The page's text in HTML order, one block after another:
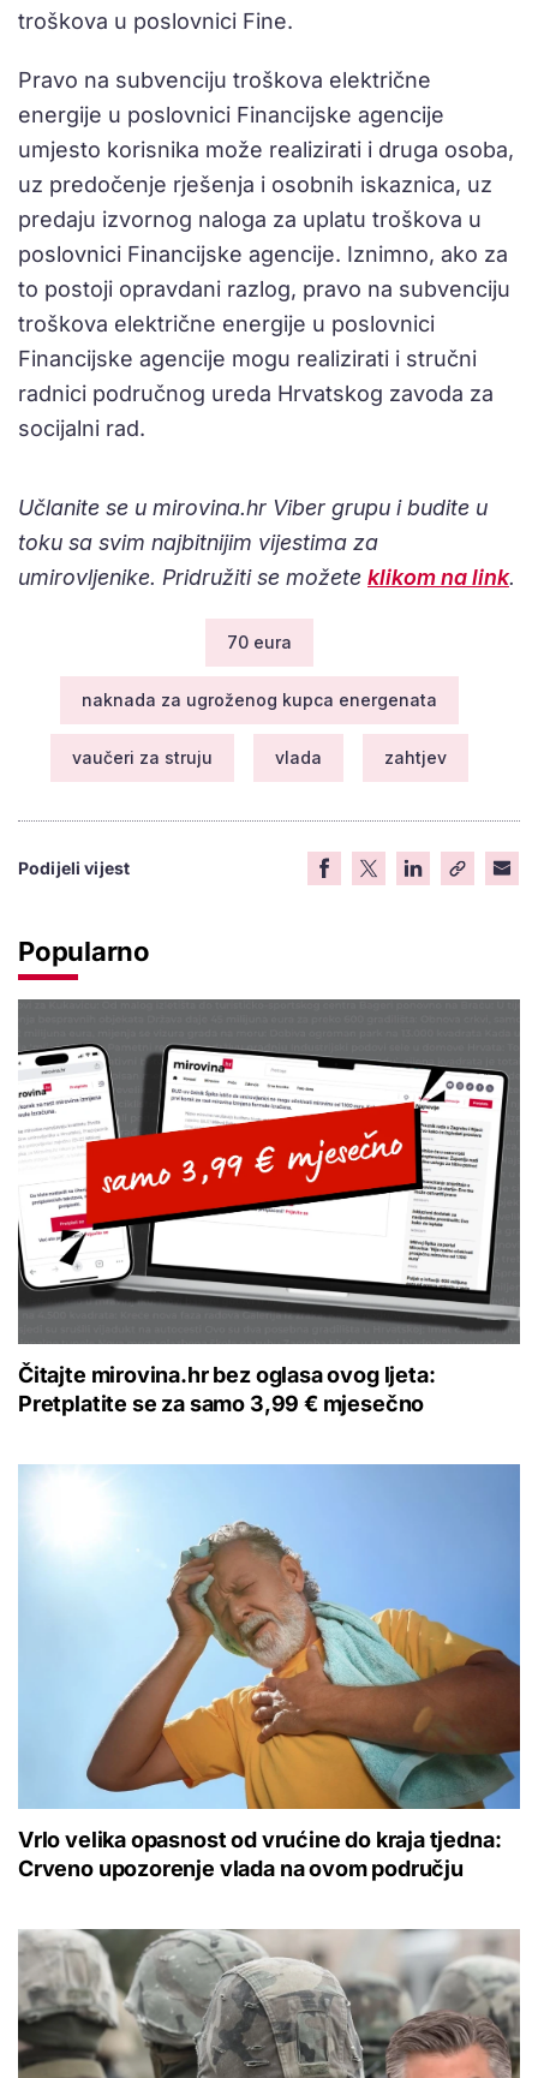
troškova u poslovnici Fine.
Pravo na subvenciju troškova električne
energije u poslovnici Financijske agencije
umjesto korisnika može realizirati i druga osoba,
uz predočenje rješenja i osobnih iskaznica, uz
predaju izvornog naloga za uplatu troškova u
poslovnici Financijske agencije. Iznimno, ako za
to postoji opravdani razlog, pravo na subvenciju
troškova električne energije u poslovnici
Financijske agencije mogu realizirati i stručni
radnici područnog ureda Hrvatskog zavoda za
socijalni rad.
Učlanite se u mirovina.hr Viber grupu i budite u
toku sa svim najbitnijim vijestima za
umirovljenike. Pridružiti se možete klikom na link.
70 eura
naknada za ugroženog kupca energenata
vaučeri za struju vlada zahtjev
Podijeli vijest
Popularno
Čitajte mirovina.hr bez oglasa ovog ljeta:
Pretplatite se za samo 3,99 € mjesečno
Vrlo velika opasnost od vrućine do kraja tjedna:
Crveno upozorenje vlada na ovom području